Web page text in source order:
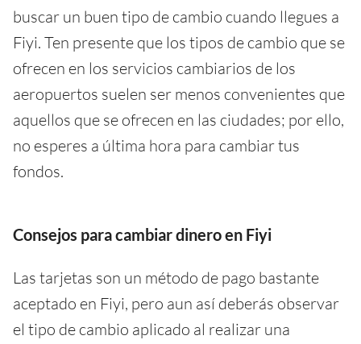
buscar un buen tipo de cambio cuando llegues a
Fiyi. Ten presente que los tipos de cambio que se
ofrecen en los servicios cambiarios de los
aeropuertos suelen ser menos convenientes que
aquellos que se ofrecen en las ciudades; por ello,
no esperes a última hora para cambiar tus
fondos.
Consejos para cambiar dinero en Fiyi
Las tarjetas son un método de pago bastante
aceptado en Fiyi, pero aun así deberás observar
el tipo de cambio aplicado al realizar una